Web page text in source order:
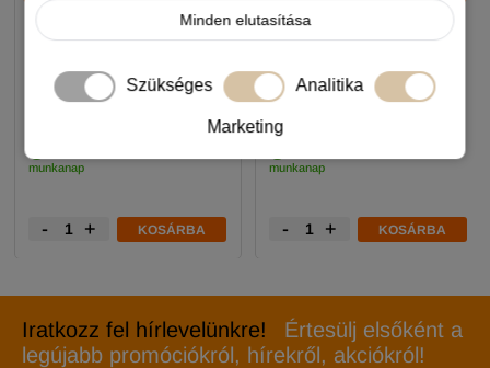
Minden elutasítása
Szükséges Analitika
Marketing
890 Ft
-5%
munkanap
- + KOSÁRBA
11 990 Ft
-5%
munkanap
- + KOSÁRBA
Iratkozz fel hírlevelünkre!
Értesülj elsőként a
legújabb promóciókról, hírekről, akciókról!